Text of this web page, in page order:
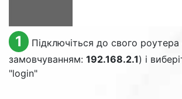
1
Підключіться до свого роутера
замовчуванням: 192.168.2.1) і
"login"